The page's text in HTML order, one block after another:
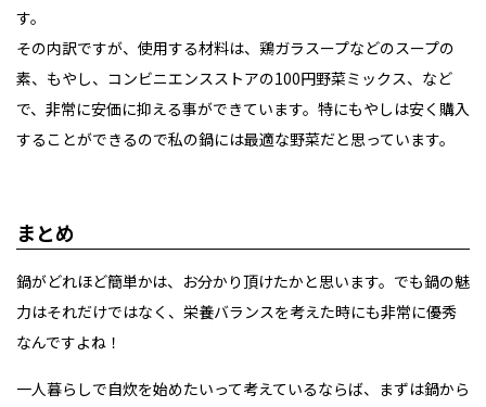
す。
その内訳ですが、使用する材料は、鶏ガラスープなどのスープの
素、もやし、コンビニエンスストアの100円野菜ミックス、など
で、非常に安価に抑える事ができています。特にもやしは安く購入
することができるので私の鍋には最適な野菜だと思っています。
まとめ
鍋がどれほど簡単かは、お分かり頂けたかと思います。でも鍋の魅
力はそれだけではなく、栄養バランスを考えた時にも非常に優秀
なんですよね！
一人暮らしで自炊を始めたいって考えているならば、まずは鍋から